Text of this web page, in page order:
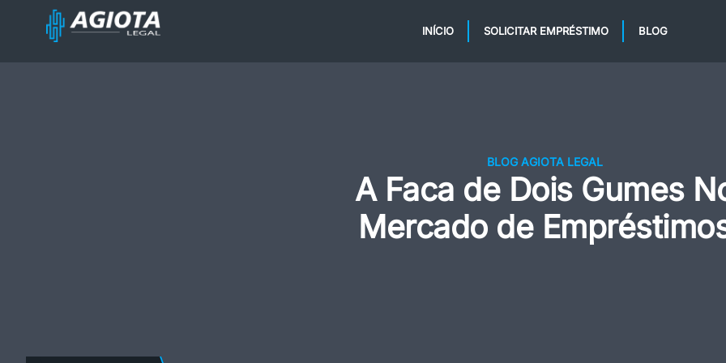
INÍCIO SOLICITAR EMPRÉSTIMO BLOG
BLOG AGIOTA LEGAL
A Faca de Dois Gumes
Mercado de